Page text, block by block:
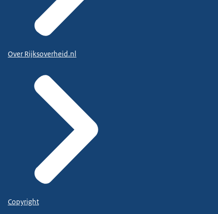
Over Rijksoverheid.nl
Copyright